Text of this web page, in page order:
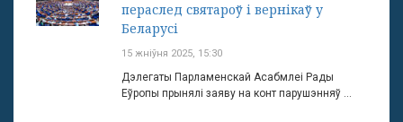
пераслед святароў і вернікаў у
Беларусі
15 жніўня 2025, 15:30
Дэлегаты Парламенскай Асабмлеі Рады
Еўропы прынялі заяву на конт парушэнняў ...